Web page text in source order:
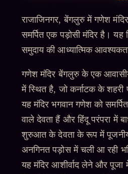
राजाजिनगर, बेंगलुरु में गणेश
समर्पित एक पड़ोसी मंदिर है।
समुदाय की आध्यात्मिक
गणेश मंदिर बेंगलुरु के एक
में स्थित है, जो कर्नाटक के शहरी
यह मंदिर भगवान गणेश को
वाले देवता हैं और हिंदू परंपरा में
शुरुआत के देवता के रूप में
अनगिनत पड़ोस में चली आ रही
यह मंदिर आशीर्वाद लेने और पूजा